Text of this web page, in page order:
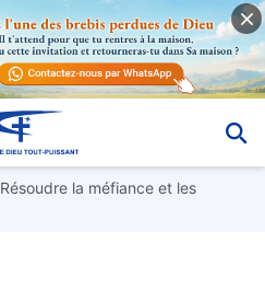
Résoudre la méfiance et les